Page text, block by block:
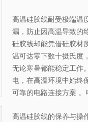
高温硅胶线耐受极端温
漏，防止因高温导致的
硅胶线却能凭借硅胶材
温可达零下数十摄氏度
无论寒暑都能稳定工
电，在高温环境中始终
可靠的电路连接方案 。
高温硅胶线的保养与操